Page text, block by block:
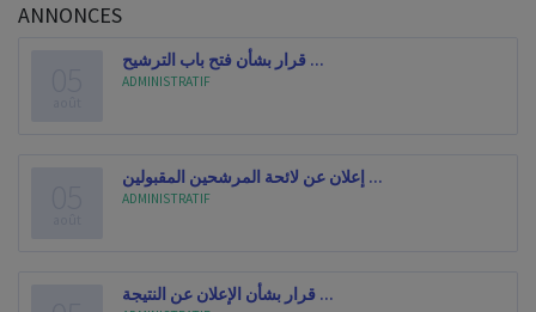
ANNONCES
قرار بشأن فتح باب الترشيح ...
ADMINISTRATIF
إعلان عن لائحة المرشحين المقبولين ...
ADMINISTRATIF
قرار بشأن الإعلان عن النتيجة ...